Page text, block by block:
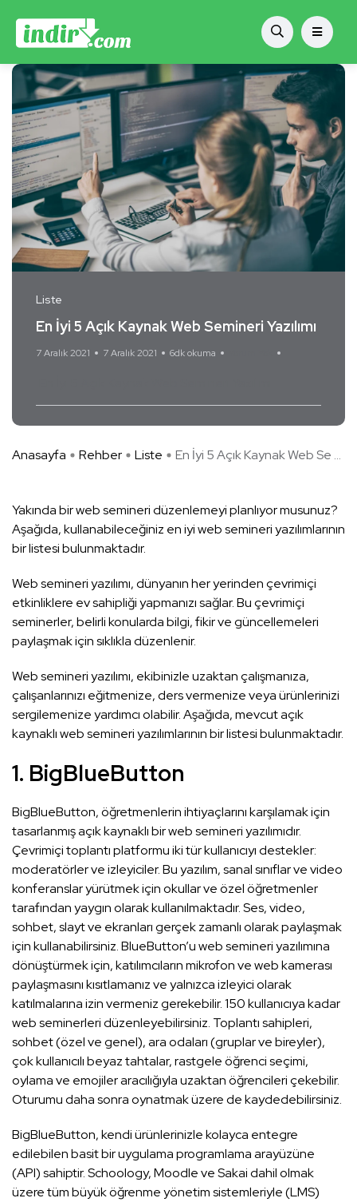
Liste
En İyi 5 Açık Kaynak Web Semineri Yazılımı
7 Aralık 2021 7 Aralık 2021 6dk okuma
Anasayfa Rehber Liste En İyi 5 Açık Kaynak Web Se ...
Yakında bir web semineri düzenlemeyi planlıyor musunuz?
Aşağıda, kullanabileceğiniz en iyi web semineri yazılımlarının
bir listesi bulunmaktadır.
Web semineri yazılımı, dünyanın her yerinden çevrimiçi
etkinliklere ev sahipliği yapmanızı sağlar. Bu çevrimiçi
seminerler, belirli konularda bilgi, fikir ve güncellemeleri
paylaşmak için sıklıkla düzenlenir.
Web semineri yazılımı, ekibinizle uzaktan çalışmanıza,
çalışanlarınızı eğitmenize, ders vermenize veya ürünlerinizi
sergilemenize yardımcı olabilir. Aşağıda, mevcut açık
kaynaklı web semineri yazılımlarının bir listesi bulunmaktadır.
1. BigBlueButton
BigBlueButton, öğretmenlerin ihtiyaçlarını karşılamak için
tasarlanmış açık kaynaklı bir web semineri yazılımıdır.
Çevrimiçi toplantı platformu iki tür kullanıcıyı destekler:
moderatörler ve izleyiciler. Bu yazılım, sanal sınıflar ve video
konferanslar yürütmek için okullar ve özel öğretmenler
tarafından yaygın olarak kullanılmaktadır. Ses, video,
sohbet, slayt ve ekranları gerçek zamanlı olarak paylaşmak
için kullanabilirsiniz. BlueButton’u web semineri yazılımına
dönüştürmek için, katılımcıların mikrofon ve web kamerası
paylaşmasını kısıtlamanız ve yalnızca izleyici olarak
katılmalarına izin vermeniz gerekebilir. 150 kullanıcıya kadar
web seminerleri düzenleyebilirsiniz. Toplantı sahipleri,
sohbet (özel ve genel), ara odaları (gruplar ve bireyler),
çok kullanıcılı beyaz tahtalar, rastgele öğrenci seçimi,
oylama ve emojiler aracılığıyla uzaktan öğrencileri çekebilir.
Oturumu daha sonra oynatmak üzere de kaydedebilirsiniz.
BigBlueButton, kendi ürünlerinizle kolayca entegre
edilebilen basit bir uygulama programlama arayüzüne
(API) sahiptir. Schoology, Moodle ve Sakai dahil olmak
üzere tüm büyük öğrenme yönetim sistemleriyle (LMS)